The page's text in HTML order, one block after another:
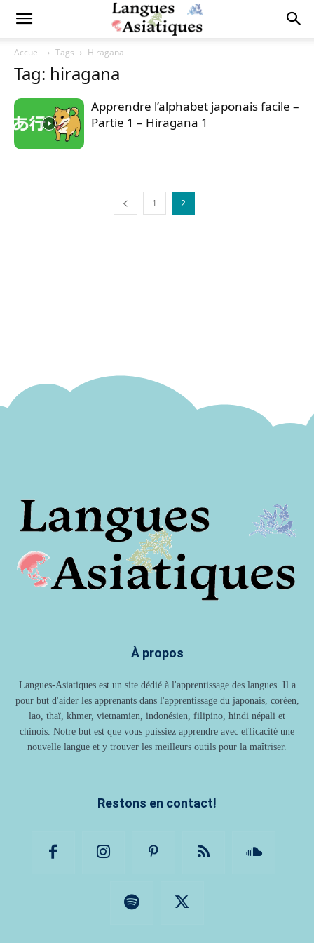
Accueil Tags Hiragana
Tag: hiragana
Apprendre l’alphabet japonais facile –
Partie 1 – Hiragana 1
1 2
À propos
Langues-Asiatiques est un site dédié à l'apprentissage des langues. Il a
pour but d'aider les apprenants dans l'apprentissage du japonais, coréen,
lao, thaï, khmer, vietnamien, indonésien, filipino, hindi népali et
chinois. Notre but est que vous puissiez apprendre avec efficacité une
nouvelle langue et y trouver les meilleurs outils pour la maîtriser.
Restons en contact!